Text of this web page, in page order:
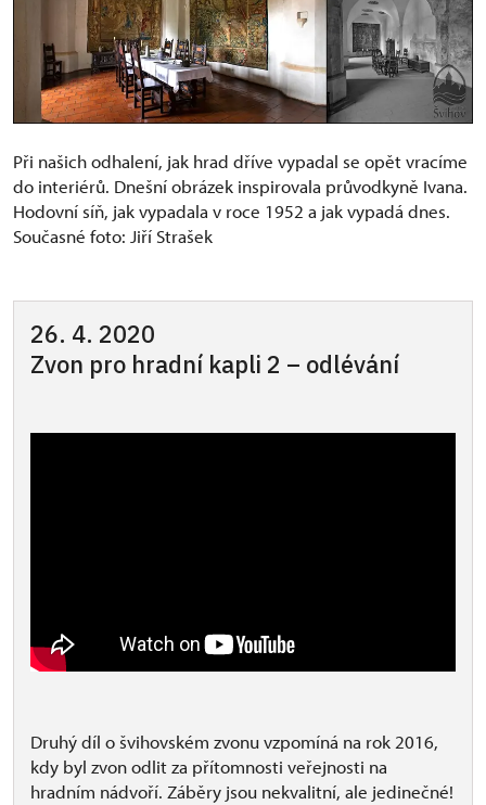
Při našich odhalení, jak hrad dříve vypadal se opět vracíme
do interiérů. Dnešní obrázek inspirovala průvodkyně Ivana.
Hodovní síň, jak vypadala v roce 1952 a jak vypadá dnes.
Současné foto: Jiří Strašek
26. 4. 2020
Zvon pro hradní kapli 2 – odlévání
Druhý díl o švihovském zvonu vzpomíná na rok 2016,
kdy byl zvon odlit za přítomnosti veřejnosti na
hradním nádvoří. Záběry jsou nekvalitní, ale jedinečné!